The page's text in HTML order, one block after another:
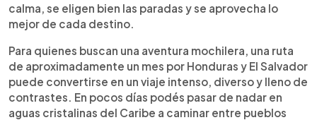
calma, se eligen bien las paradas y se aprovecha lo
mejor de cada destino.
Para quienes buscan una aventura mochilera, una ruta
de aproximadamente un mes por Honduras y El Salvador
puede convertirse en un viaje intenso, diverso y lleno de
contrastes. En pocos días podés pasar de nadar en
aguas cristalinas del Caribe a caminar entre pueblos